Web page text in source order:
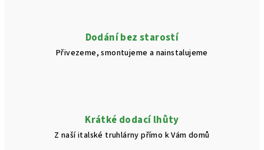
Dodání bez starostí
Přivezeme, smontujeme a nainstalujeme
Krátké dodací lhůty
Z naší italské truhlárny přímo k Vám domů